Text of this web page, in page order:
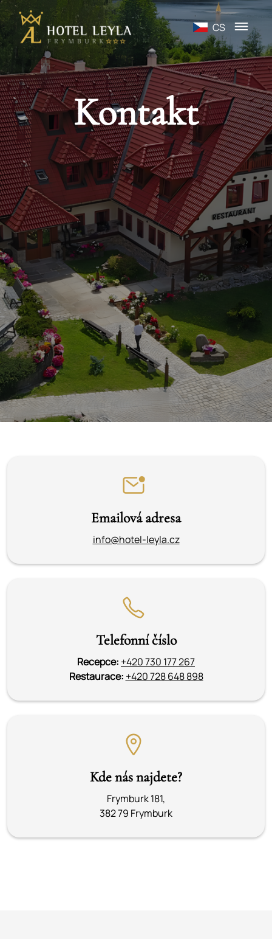
CS
Kontakt
Emailová adresa
info@hotel-leyla.cz
Telefonní číslo
Recepce: +420 730 177 267
Restaurace: +420 728 648 898
Kde nás najdete?
Frymburk 181,
382 79 Frymburk